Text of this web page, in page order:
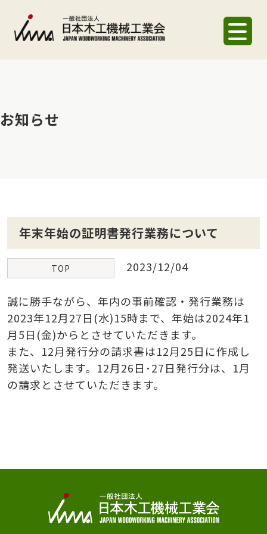
お知らせ
年末年始の証明書発行業務について
TOP 2023/12/04
誠に勝手ながら、年内の事前確認・発行業務は
2023年12月27日(水)15時まで、年始は2024年1
月5日(金)からとさせていただきます。
また、12月発行分の請求書は12月25日に作成し
発送いたします。12月26日･27日発行分は、1月
の請求とさせていただきます。